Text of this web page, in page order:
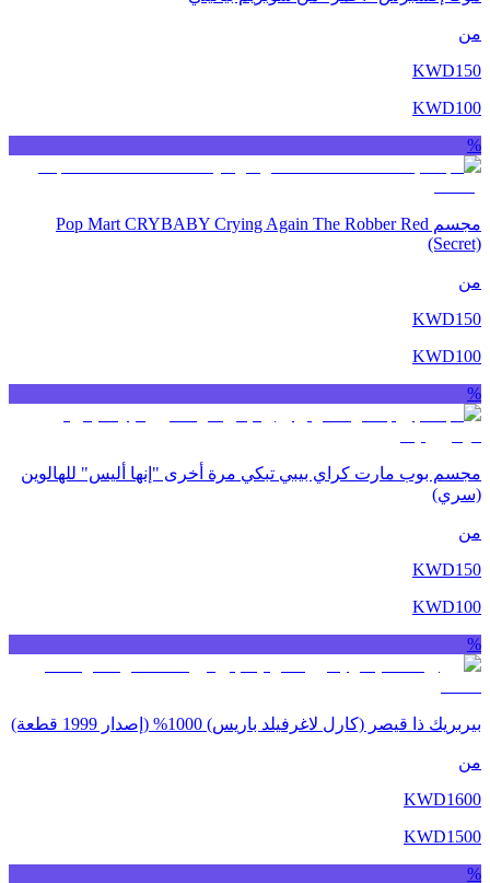
من
KWD150
KWD100
%
مجسم Pop Mart CRYBABY Crying Again The Robber Red
(Secret)
من
KWD150
KWD100
%
مجسم بوب مارت كراي بيبي تبكي مرة أخرى "إنها أليس" للهالوين
(سري)
من
KWD150
KWD100
%
بيربريك ذا قيصر (كارل لاغرفيلد باريس) 1000% (إصدار 1999 قطعة)
من
KWD1600
KWD1500
%